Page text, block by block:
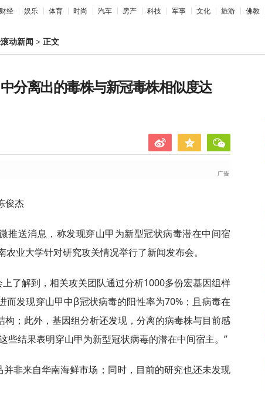
财经 娱乐 体育 时尚 汽车 房产 科技 军事 文化 旅游 佛教
动新闻 > 正文
分离出的毒株与新冠毒株相似度达
俊杰
推送消息，称发现穿山甲为新型冠状病毒潜在中间宿
业大学针对研究攻关情况举行了新闻发布会。
上了解到，相关攻关团队通过分析1000多份宏基因组样
而发现穿山甲中β冠状病毒的阳性率为70%；且病毒在
；此外，基因组分析还发现，分离的病毒株与目前感
些结果表明穿山甲为新型冠状病毒的潜在中间宿主。”
非来自华南海鲜市场；同时，目前的研究也还未发现